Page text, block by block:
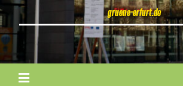
gruene-erfurt.de